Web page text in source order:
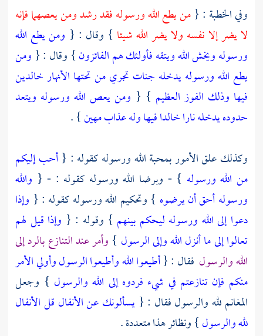
وفي الخطبة : {من يطع الله ورسوله فقد رشد ومن يعصهما فإنه
لا يضر إلا نفسه ولا يضر الله شيئا } وقال : { ومن يطع الله
ورسوله ويخش الله ويتقه فأولئك هم الفائزون} وقال : { ومن
يطع الله ورسوله يدخله جنات تجري من تحتها الأنهار خالدين
فيها وذلك الفوز العظيم } { ومن يعص الله ورسوله ويتعد
حدوده يدخله نارا خالدا فيها وله عذاب مهين} .
وكذلك علق الأمور بمحبة الله ورسوله كقوله : {أحب إليكم
من الله ورسوله } - وبرضا الله ورسوله كقوله : - { والله
ورسوله أحق أن يرضوه } وتحكيم الله ورسوله كقوله : { وإذا
دعوا إلى الله ورسوله ليحكم بينهم } وقوله : { وإذا قيل لهم
تعالوا إلى ما أنزل الله وإلى الرسول } وأمر عند التنازع بالرد إلى
الله والرسول فقال : {أطيعوا الله وأطيعوا الرسول وأولي الأمر
منكم فإن تنازعتم في شيء فردوه إلى الله والرسول } وجعل
المغانم لله والرسول فقال : {يسألونك عن الأنفال قل الأنفال
لله والرسول} ونظائر هذا متعددة .